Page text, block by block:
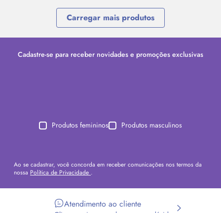
Carregar mais produtos
Cadastre-se para receber novidades e promoções exclusivas
Produtos femininos Produtos masculinos
Ao se cadastrar, você concorda em receber comunicações nos termos da
nossa Política de Privacidade .
Atendimento ao cliente